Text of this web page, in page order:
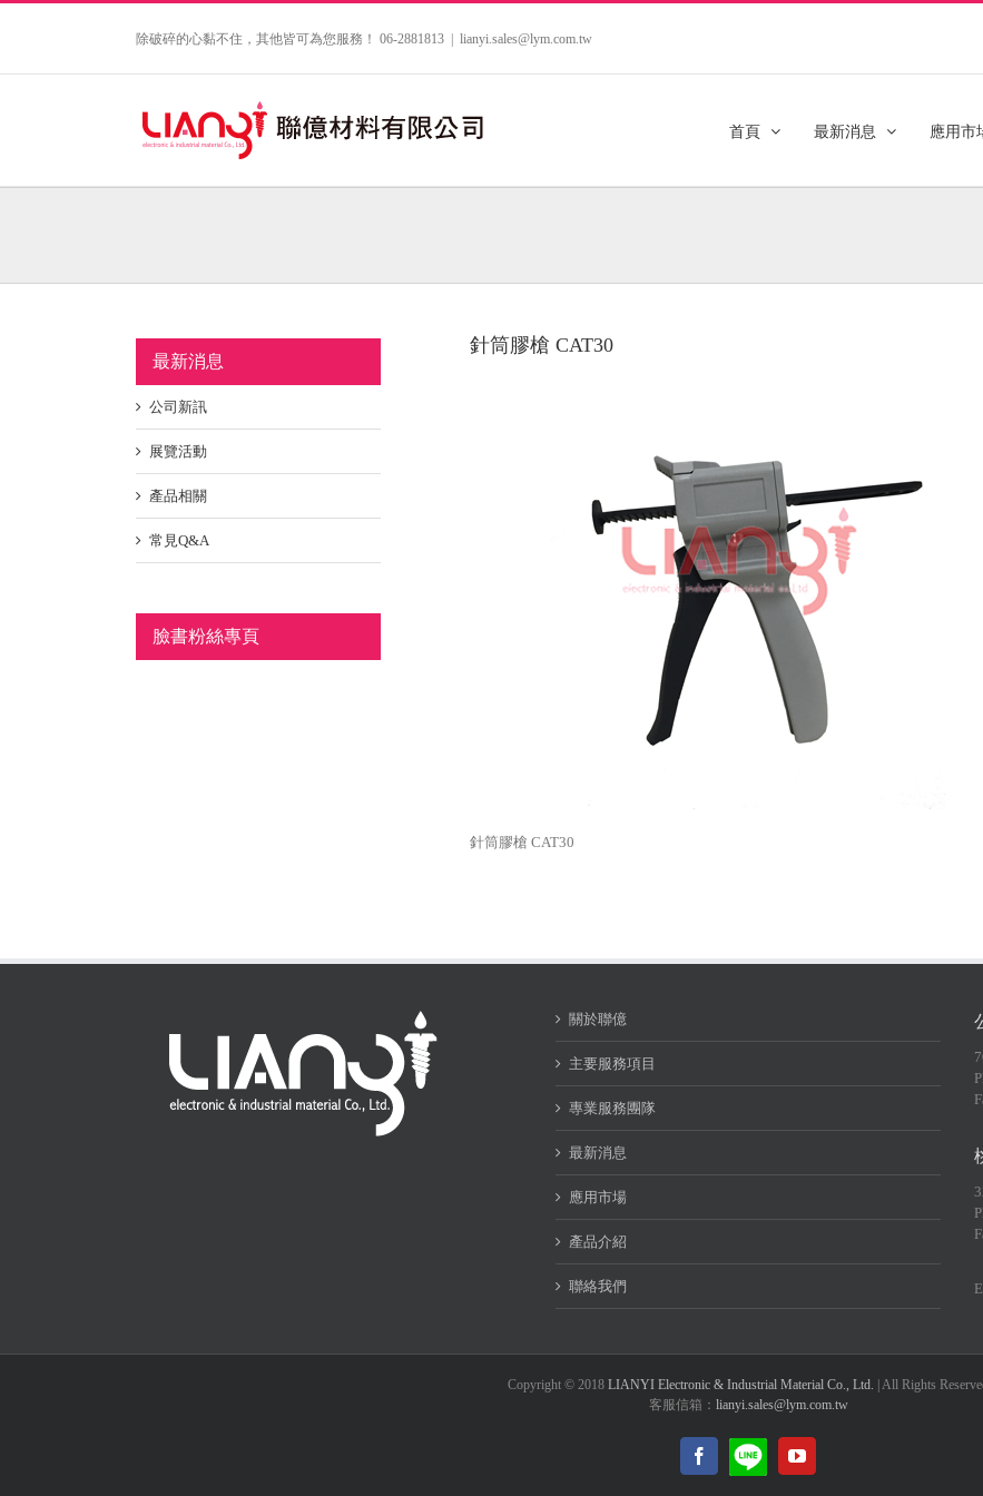
除破碎的心黏不住，其他皆可為您服務！ 06-2881813 | lianyi.sales@lym.com.tw
首頁 最新消息 應用市
針筒膠槍 CAT30
針筒膠槍 CAT30
最新消息
公司新訊
展覽活動
產品相關
常見Q&A
臉書粉絲專頁
關於聯億
主要服務項目
專業服務團隊
最新消息
應用市場
產品介紹
聯絡我們
Copyright © 2018 LIANYI Electronic & Industrial Material Co., Ltd. | All Rights
客服信箱： lianyi.sales@lym.com.tw
Facebook
LINE@ YouTube